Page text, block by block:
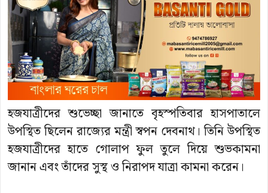
হজযাত্রীদের শুভেচ্ছা জানাতে বৃহস্পতিবার হাসপাতালে
উপস্থিত ছিলেন রাজ্যের মন্ত্রী স্বপন দেবনাথ। তিনি উপস্থিত
হজযাত্রীদের হাতে গোলাপ ফুল তুলে দিয়ে শুভকামনা
জানান এবং তাঁদের সুস্থ ও নিরাপদ যাত্রা কামনা করেন।